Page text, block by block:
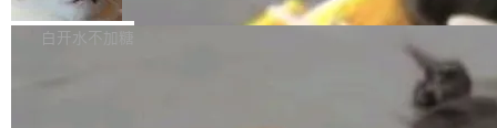
貌。数据显示，微软和 Meta 主要依托充沛的经
sh | bash 安装一个能在大项目里自动规划、写
代码、验证结果的 AI 终端工具。 据介绍，Muse
机器出题的前提，是让机器拥有全局视野。整个
构建流程可以分为四个环节：建图 → 控制难度
白开水不加糖